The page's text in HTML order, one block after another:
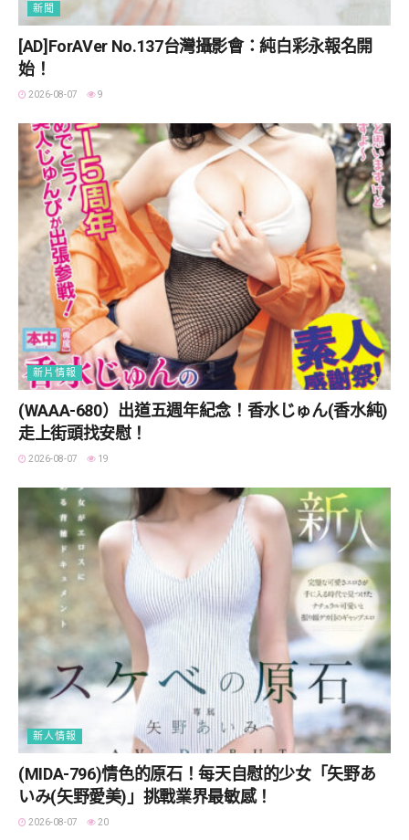
新聞
[AD]ForAVer No.137台灣攝影會：純白彩永報名開
始！
2026-08-07 9
新片情報
(WAAA-680）出道五週年紀念！香水じゅん(香水純)
走上街頭找安慰！
2026-08-07 19
新人情報
(MIDA-796)情色的原石！每天自慰的少女「矢野あ
いみ(矢野愛美)」挑戰業界最敏感！
2026-08-07 20